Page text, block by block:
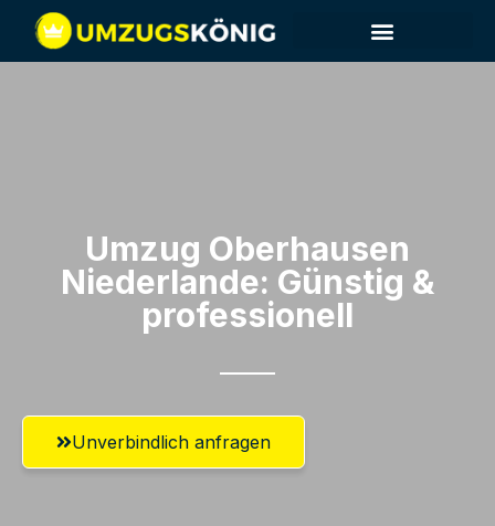
Umzug Oberhausen​
Niederlande: Günstig &
professionell​
Unverbindlich anfragen